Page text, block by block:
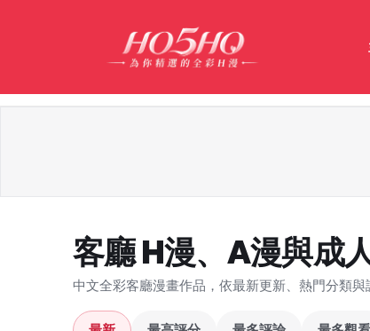
客廳 H漫、A漫與成
中文全彩客廳漫畫作品，依最新更新、熱門分類與